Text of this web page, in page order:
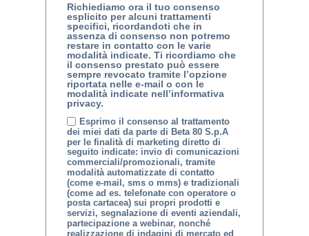
Richiediamo ora il tuo consenso
esplicito per alcuni trattamenti
specifici, ricordandoti che in
assenza di consenso non potremo
restare in contatto con le varie
modalità indicate. Ti ricordiamo che
il consenso prestato può essere
sempre revocato tramite l’opzione
riportata nelle e-mail o con le
modalità indicate nell’informativa
privacy.
Esprimo il consenso al trattamento
dei miei dati da parte di Beta 80 S.p.A
per le finalità di marketing diretto di
seguito indicate: invio di comunicazioni
commerciali/promozionali, tramite
modalità automatizzate di contatto
(come e-mail, sms o mms) e tradizionali
(come ad es. telefonate con operatore o
posta cartacea) sui propri prodotti e
servizi, segnalazione di eventi aziendali,
partecipazione a webinar, nonché
realizzazione di indagini di mercato ed